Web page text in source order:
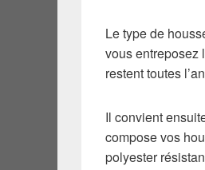
Le type de
vous entreposez
restent toutes
Il convient
compose vos
polyester